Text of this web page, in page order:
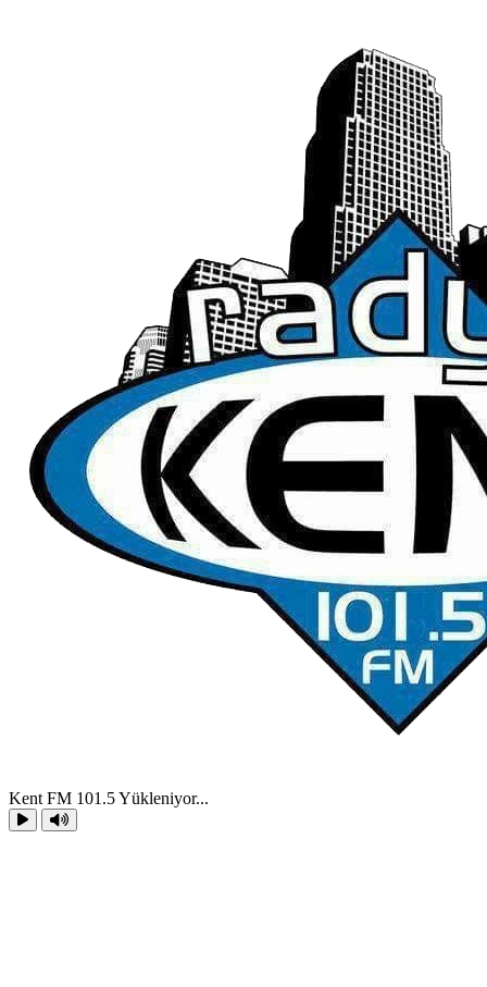
Kent FM 101.5Yükleniyor...